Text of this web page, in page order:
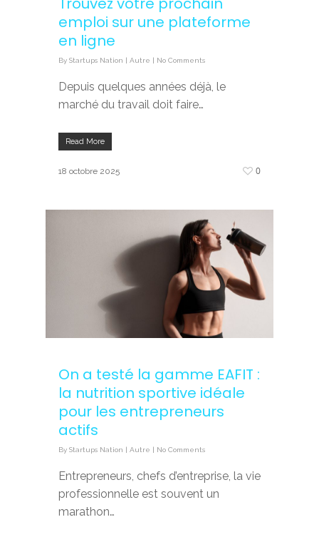
emploi sur une plateforme
en ligne
By Startups Nation | Autre | No Comments
Depuis quelques années déjà, le
marché du travail doit faire…
Read More
18 octobre 2025 0
On a testé la gamme EAFIT :
la nutrition sportive idéale
pour les entrepreneurs
actifs
By Startups Nation | Autre | No Comments
Entrepreneurs, chefs d’entreprise, la vie
professionnelle est souvent un
marathon…